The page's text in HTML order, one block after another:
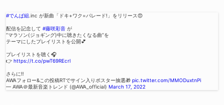
#でんぱ組 .inc が新曲「ドキ+ワク=パレード!」をリリース😍
配信を記念して #藤咲彩音 が
“マラソン(ジョギング)中に聴きたくなる曲”を
テーマにしたプレイリストを公開💕
プレイリストを聴く🎧
👉 https://t.co/pwT69REcrl
さらに‼️
AWAフォロー&この投稿RTでサイン入りポスター抽選🎁 pic.twitter.com/MMODuxtnPi
— AWA＠最新音楽トレンド (@AWA_official) March 17, 2022